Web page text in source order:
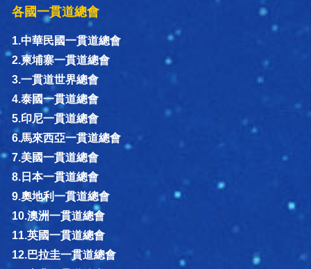
各國一貫道總會
1.中華民國一貫道總會
2.柬埔寨一貫道總會
3.一貫道世界總會
4.泰國一貫道總會
5.印尼一貫道總會
6.馬來西亞一貫道總會
7.美國一貫道總會
8.日本一貫道總會
9.奧地利一貫道總會
10.澳洲一貫道總會
11.英國一貫道總會
12.巴拉圭一貫道總會